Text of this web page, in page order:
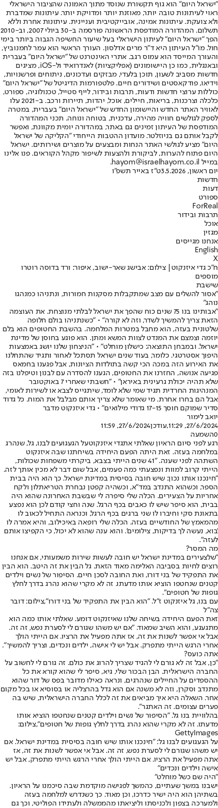
"ישראל היום" הוא גוף תקשורת שנוסד מתוך האמונה שהציבור הישראלי
ראוי לעיתונות טובה יותר, מאוזנת יותר ומדויקת יותר. עיתונות שמדברת
ולא צועקת. עיתונות אמינה, אובייקטיבית ועניינית. עיתונות אחרת וללא
תשלום. המהדורה המודפסת הראשונה פורסמה ב-30 ביולי 2007, וב-2010
הפך "ישראל היום" לעיתון הישראלי בעל שיעור החשיפה הגבוה ביותר בימי
חול. מו"ל העיתון היא ד"ר מרים אדלסון. העורך הראשי הוא עמר לחמנוביץ,
והעורך המייסד הוא עמוס רגב. אתרי האינטרנט של "ישראל היום" בעברית
ובאנגלית, כמו כן היישומונים (אפליקציות) לאנדרואיד ול-iOS, מציגים
חדשות מסביב לשעון, תוכן בלעדי, מבזקים ועדכונים, ניתוחים ופרשנויות,
וידיאו, פודקאסטים ושידורים חיים. פלטפורמות הדיגיטל של "ישראל היום"
כוללות ערוצי חדשות ודעות, תרבות ובידור, לייף סטייל, טכנולוגיה, ספורט,
כלכלה וצרכנות, בריאות, חיילים, אוכל, יהדות, תיירות ורכב. ב-2021 עלו
לאוויר האתר החדש והיישומון החדש של "ישראל היום" בעברית, במטרה
לספק לגולשים חוויה מהירה, עדכנית, בטוחה ונוחה. תכני המהדורה
המודפסת של העיתון זמינים גם באתר, במהדורה יומית מקוונת, ואפשר
לקבל אותם גם בניוזלטר. מועדון ההטבות הייחודי "הקליקה של ישראל
היום" מציע לגולשי האתר הנחות ומבצעים על מוצרים ושירותים. ישראל
היום פתוח להערות, לביקורת ולהצעות לשיפור מקהל הקוראים. פנו אלינו
במייל hayom@israelhayom.co.il.
יום ראשון, 3.5.2026
ט"ז באייר תשפ"ו
חדשות
דעות
ספורט
ForReal
תרבות ובידור
אוכל
מגזין
אנחנו מגייסים
English
X
ח"כ גדי איזנקוט| צילום: אבישג שאר-ישוב, איפור: ורד בדוסה רוטרו
מוספים
שישבת
"אסור להשלים עם מצב שמתקבלות מסקנות חמורות, ונתניהו כמנהגו
נוהג"
"אבותינו בנו 75 שנים כוח שהפך את ישראל לבלתי מנוצחת. את העוצמה
הזאת צריך להמשיך לשדר, וזה לא קורה" • "כשנתניהו בולם חלופה
שלטונית בעזה, הוא מחבל במטרות המלחמה. בהשבת החטופים הוא בלם
יוזמה וצמצם את המנדט לצוות המשא ומתן. הוא פוגע בחוסן של מדינת
ישראל. ובמבחן התוצאה: כישלון מוחלט" • "הניצחון שלנו יושג באמצעות
היפוך אסטרטגי. כלומר, בעוד שנים ישראל תסתכל לאחור ותגיד שהתחלנו
את האירוע הזה במכה הכי קשה בתולדות הציונות, אבל פגענו בחמאס
פגיעה אנושה, החזרנו את החטופים, הגענו להסדרה עם לבנון וטיפלנו בזה
שלא תהיה יכולת גרעינית באיראן" • "חשבתי שאחרי 7 באוקטובר
המנהיגות החרדית תגיד שמי שלא לומד, שיתגייס לצבא או לשירות לאומי,
אבל הם בחרו אחרת. מי שאומר שלא צריך אותם מבלבל את המוח. כל גדוד
סדיר שמוקם חוסך 17-15 גדודי מילואים" • גדי איזנקוט מדבר
יואב לימור
27/6/2024, 11:29
,עודכן27/6/2024, 11:59
0השמעה
רגע לפני סיום הראיון שאלתי אתגדי איזנקוטעל הגעגועים לבנו, גל, שנהרג
במלחמה בעזה. זאת היתה הפעם היחידה בשיחתנו שבה איזנקוט
השתהה לפני שענה. "41 שנים הייתי בצבא, ביקרתי משפחות שכולות,
הייתי קרוב למוות ונפצעתי כמה פעמים, אבל שום דבר לא מכין אותך לזה.
"חינכנו אותו נכון: שיש חובה בסיסית במדינת ישראל. כך הוא היה בבית
הספר, וכשהוא התנדב במד"א, וכשהיה קפטן נבחרת הטריאתלון ולקח
אחריות על הצעירים. הכלה שלי סיפרה לי שבשבת האחרונה שהוא היה
בבית, הוא סיפר שיש לו כאבים בכף הרגל. שנה וחצי קודם לכן הוא נפצע
בתאונת סקי וחיברו לו שני ברגים בכף הרגל, וכנראה התחיל לכאוב לו
מהמאמץ של החודשיים בעזה. הכלה שלי רופאה באיכילוב, והיא אמרה לו
'בוא, נעשה לך בדיקות, צילומים'. והוא ענה שהוא לא יכול, כי הקפיצו אותם
לעזה".
מה המסר?
"שלצעירים במדינת ישראל יש חובה לעשות שירות משמעותי, אם אנחנו
רוצים לחיות בסביבה האלימה מאוד הזאת. גל הבין את זה היטב. הוא הבין
את התפקיד של בני דורו, ואת החובה לסכן חיים. הסיפור של נשים וילדים
קטנים שנחטפו הוציא אותו מדעתו. זה לא מקרי שהוא נהרג בדרך לחלץ
גופות של חטופים".
עם בנו, גל איזנקוט ז"ל. "הוא הבין את התפקיד של בני דורו",צילום: דובר
צה"ל
זאת הפעם היחידה בשיחה שלנו שאיזנקוט דומע. שאלתי אותו כמה הוא
מתגעגע, והוא השיב שמאוד. "אם יש משהו שגורם לי לסערת נפש, זה זה.
אבל אי אפשר לשנות את זה, אז אתה מפעיל את הרציו. אם הייתי הולך
אחרי הרגש הייתי מתפרק. אבל יש לי אישה, ילדים ונכדים, וצריך להמשיך".
אתה כועס?
"כן, אבל זה לא גורם לי להגיד שצריך להרוג את כולם. זה גורם לי לחשוב על
החברה הישראלית. הבן הבכור שלי, גיא, סיפר לי שהוא קורא את כל
ההספדים על החיילים שנהרגים, ונראה כאילו מדובר בפס של דור שהוא
מתנדב וסקרן, וזה לא משנה אם הוא גדל בהרצליה או בסוסיא או בכל מקום
אחר. השאלה היא איך מביאים את זה לכלל החברה הישראלית, שיש בה
פערים עצומים. זה האתגר".
בהלוויית בנו גל. "הסיפור של נשים וילדים קטנים שנחטפו הוציא אותו
מדעתו. זה לא מקרי שהוא נהרג בדרך לחלץ גופות של חטופים",צילום:
GettyImages
על הגעגועים לבנו גל: "חינכנו אותו שיש חובה בסיסית במדינת ישראל. אם
יש משהו שגורם לי לסערת נפש, זה זה. אבל אי אפשר לשנות את זה, אז
אתה מפעיל את הרציו. אם הייתי הולך אחרי הרגש הייתי מתפרק, אבל יש
אישה וילדים ונכדים"
"היה שם כשל מוחלט"
ישבנו במשך שעתיים, כהמשך לפגישה מוקדמת שבה סיכמנו על הראיון.
בשתיהן הוא היה ישיר כדרכו, וכן מאוד. כך כשנדרש למלחמה בעזה
ולמערכה בצפון ולכניסתו וליציאתו מהממשלה ולעתידו הפוליטי, וכך גם